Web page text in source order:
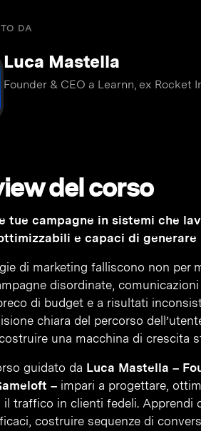
DA
Luca Mastella
Founder & CEO a Learnn, ex Rocket
del corso
tue campagne in sistemi che
e capaci di
di marketing falliscono non per
disordinate,
di budget e a risultati
chiara del percorso
una macchina di crescita
guidato da Luca Mastella –
– impari a progettare,
traffico in clienti fedeli. Apprendi
costruire sequenze di